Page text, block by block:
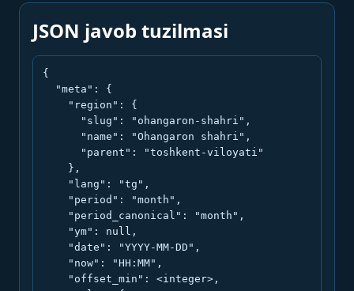
JSON javob tuzilmasi
{
  "meta": {
    "region": {
      "slug": "ohangaron-shahri",
      "name": "Ohangaron shahri",
      "parent": "toshkent-viloyati"
    },
    "lang": "tg",
    "period": "month",
    "period_canonical": "month",
    "ym": null,
    "date": "YYYY-MM-DD",
    "now": "HH:MM",
    "offset_min": <integer>,